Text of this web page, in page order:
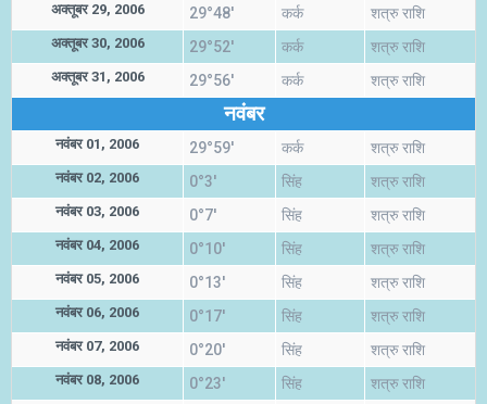
अक्तूबर 29, 2006 29°48' कर्क शत्रु राशि
अक्तूबर 30, 2006 29°52' कर्क शत्रु राशि
अक्तूबर 31, 2006 29°56' कर्क शत्रु राशि
नवंबर
नवंबर 01, 2006 29°59' कर्क शत्रु राशि
नवंबर 02, 2006 0°3' सिंह शत्रु राशि
नवंबर 03, 2006 0°7' सिंह शत्रु राशि
नवंबर 04, 2006 0°10' सिंह शत्रु राशि
नवंबर 05, 2006 0°13' सिंह शत्रु राशि
नवंबर 06, 2006 0°17' सिंह शत्रु राशि
नवंबर 07, 2006 0°20' सिंह शत्रु राशि
नवंबर 08, 2006 0°23' सिंह शत्रु राशि